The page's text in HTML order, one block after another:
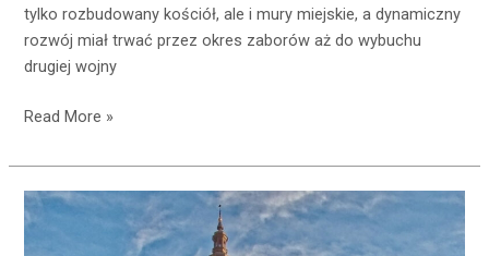
tylko rozbudowany kościół, ale i mury miejskie, a dynamiczny
rozwój miał trwać przez okres zaborów aż do wybuchu
drugiej wojny
Read More »
Planujesz
niedzielną